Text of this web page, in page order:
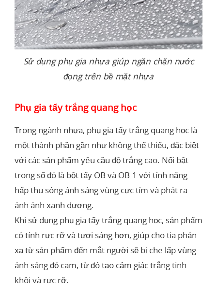
Sử dụng phụ gia nhựa giúp ngăn chặn nước
đọng trên bề mặt nhựa
Phụ gia tẩy trắng quang học
Trong ngành nhựa, phụ gia tẩy trắng quang học là
một thành phần gần như không thể thiếu, đặc biệt
với các sản phẩm yêu cầu độ trắng cao. Nổi bật
trong số đó là bột tẩy OB và OB-1 với tính năng
hấp thu sóng ánh sáng vùng cực tím và phát ra
ánh ánh xanh dương.
Khi sử dụng phụ gia tẩy trắng quang học, sản phẩm
có tính rực rỡ và tươi sáng hơn, giúp cho tia phản
xạ từ sản phẩm đến mắt người sẽ bị che lấp vùng
ánh sáng đỏ cam, từ đó tạo cảm giác trắng tinh
khôi và rực rỡ.